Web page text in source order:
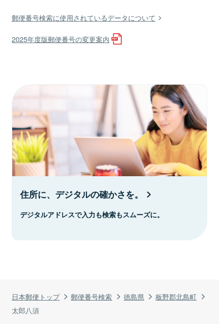
日本郵便トップ 郵便番号検索 徳島県
板野郡北島町
太郎八須
郵便番号検索に使用されているデータについて
2025年度版郵便番号の変更案内
住所に、デジタルの確かさを。
デジタルアドレスで入力も検索もスムーズに。